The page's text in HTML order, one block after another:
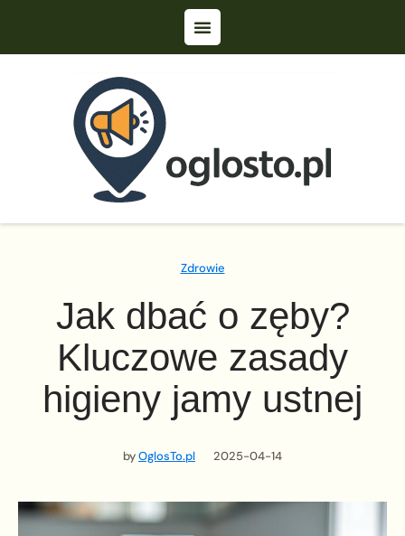
Zdrowie
Jak dbać o zęby?
Kluczowe zasady
higieny jamy ustnej
byOglosTo.pl 2025-04-14